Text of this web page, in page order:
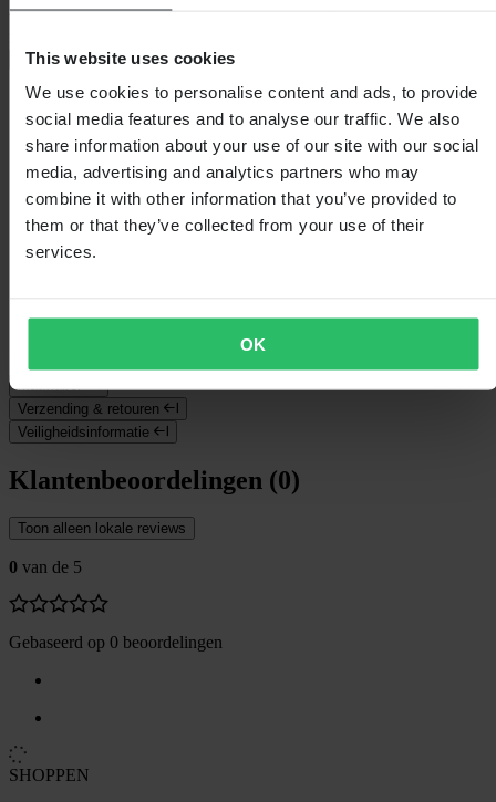
This website uses cookies
We use cookies to personalise content and ads, to provide
social media features and to analyse our traffic. We also
share information about your use of our site with our social
media, advertising and analytics partners who may
combine it with other information that you’ve provided to
them or that they’ve collected from your use of their
services.
OK
vaardigheden aanscherpen. Hij combineert geavanceerde veiligheid
+ Volledige beschrijving weergeven
Specificaties
Verpakkingsgewicht999
Verwijderbare voeringJa
Sluiting
Micrometrisch
Certificering CE EN 1078
Verpakkingslengte 387
Artikelnummer van fabrikant
Verzending & retouren
Veiligheidsinformatie
Klantenbeoordelingen (0)
Toon alleen lokale reviews
0 van de 5
Gebaseerd op 0 beoordelingen
SHOPPEN